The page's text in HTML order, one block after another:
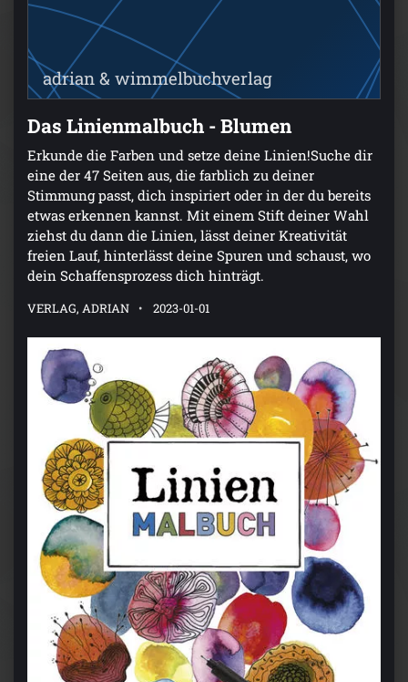
adrian & wimmelbuchverlag
Das Linienmalbuch - Blumen
Erkunde die Farben und setze deine Linien!Suche dir
eine der 47 Seiten aus, die farblich zu deiner
Stimmung passt, dich inspiriert oder in der du bereits
etwas erkennen kannst. Mit einem Stift deiner Wahl
ziehst du dann die Linien, lässt deiner Kreativität
freien Lauf, hinterlässt deine Spuren und schaust, wo
dein Schaffensprozess dich hinträgt.
VERLAG, ADRIAN 2023-01-01